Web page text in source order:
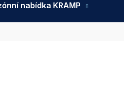
nabídka KRAMP